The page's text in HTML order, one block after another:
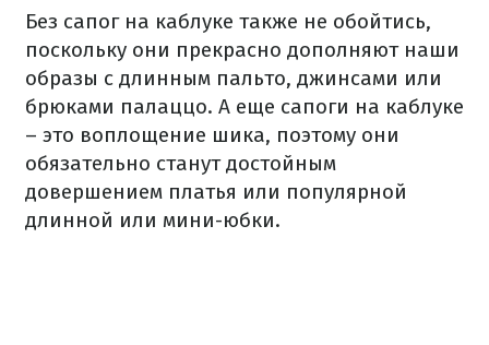
Без сапог на каблуке также не обойтись,
поскольку они прекрасно дополняют наши
образы с длинным пальто, джинсами или
брюками палаццо. А еще сапоги на каблуке
– это воплощение шика, поэтому они
обязательно станут достойным
довершением платья или популярной
длинной или мини-юбки.